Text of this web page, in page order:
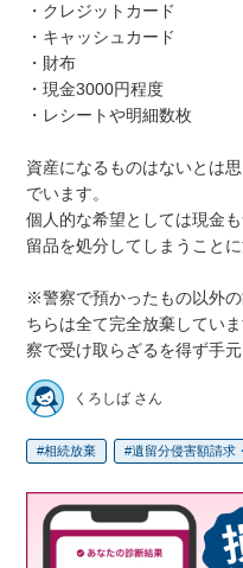
・クレジットカード
・キャッシュカード
・財布
・現金3000円程度
・レシートや明細数枚
資産になるものはないとは
でいます。
個人的な希望としては現金
留品を処分してしまうこと
※警察で預かったもの以外
ちらは全て完全放棄してい
察で受け取らざるを得ず手
くろしば さん
相続放棄 遺留分侵害額請求